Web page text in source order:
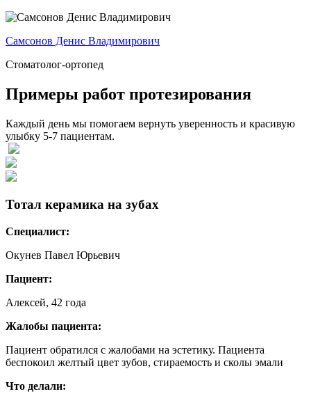
Самсонов Денис Владимирович
Стоматолог-ортопед
Примеры работ протезирования
Каждый день мы помогаем вернуть уверенность и красивую
улыбку 5-7 пациентам.
Тотал керамика на зубах
Специалист:
Окунев Павел Юрьевич
Пациент:
Алексей, 42 года
Жалобы пациента:
Пациент обратился с жалобами на эстетику. Пациента
беспокоил желтый цвет зубов, стираемость и сколы эмали
Что делали: